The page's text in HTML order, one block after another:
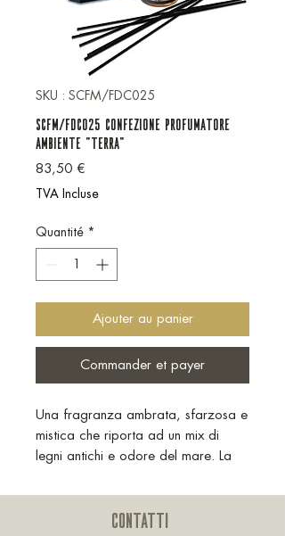
SKU : SCFM/FDC025
SCFM/FDC025 CONFEZIONE PROFUMATORE
AMBIENTE "TERRA"
83,50 €
TVA Incluse
Quantité *
Ajouter au panier
Commander et payer
Una fragranza ambrata, sfarzosa e
mistica che riporta ad un mix di
legni antichi e odore del mare. La
patchouli, muschio e vaniglia
ricorda l’atmosfera calda e
CONTATTI